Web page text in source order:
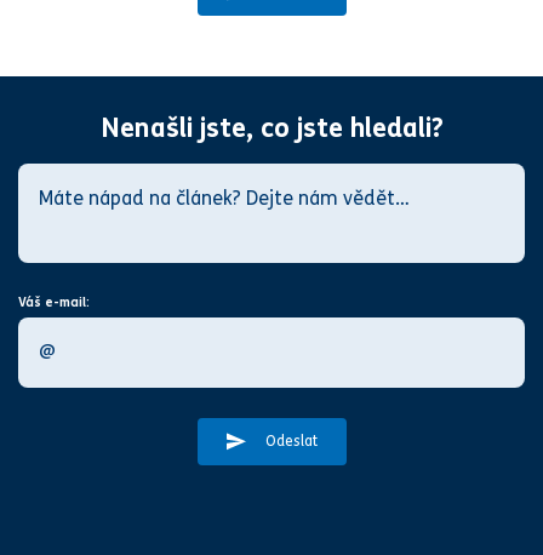
Nenašli jste, co jste hledali?
Váš e-mail:
Odeslat